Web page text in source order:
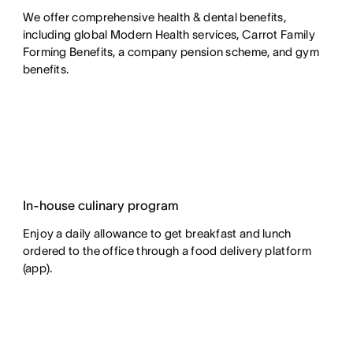
We offer comprehensive health & dental benefits,
including global Modern Health services, Carrot Family
Forming Benefits, a company pension scheme, and gym
benefits.
In-house culinary program
Enjoy a daily allowance to get breakfast and lunch
ordered to the office through a food delivery platform
(app).